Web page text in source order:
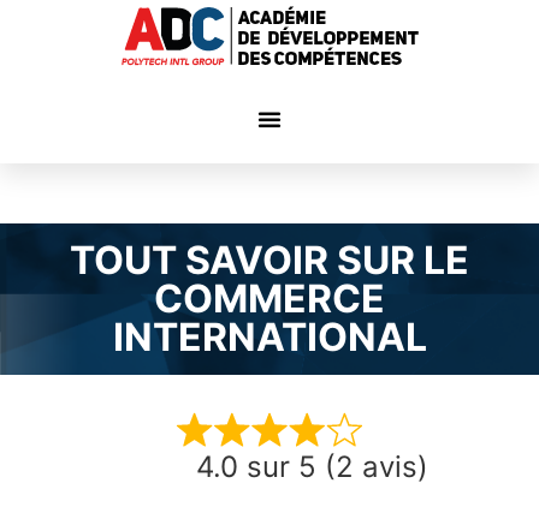
TOUT SAVOIR SUR LE
COMMERCE
INTERNATIONAL
4.0 sur 5 (2 avis)